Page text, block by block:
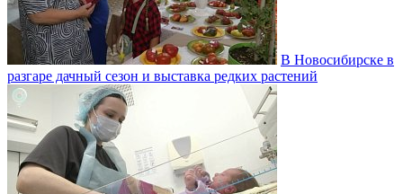
В Новосибирске в
разгаре дачный сезон и выставка редких растений